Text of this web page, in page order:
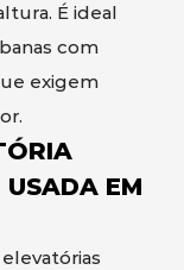
É ideal
com
exigem
EM